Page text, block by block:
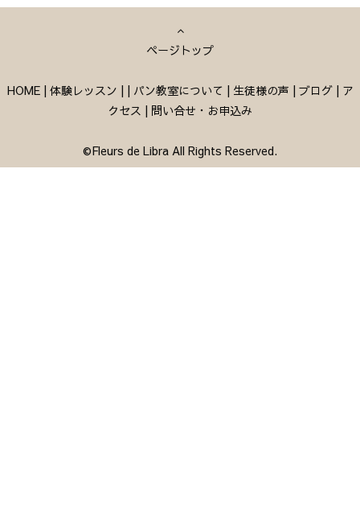
ページトップ
HOME| 体験レッスン | | パン教室について | 生徒様の声 | ブログ| ア
クセス | 問い合せ・お申込み
©Fleurs de Libra All Rights Reserved.